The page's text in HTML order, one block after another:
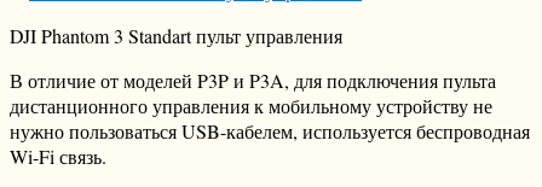
DJI Phantom 3 Standart пульт управления
В отличие от моделей P3P и P3A, для подключения пульта
дистанционного управления к мобильному устройству не
нужно пользоваться USB-кабелем, используется беспроводная
Wi-Fi связь.